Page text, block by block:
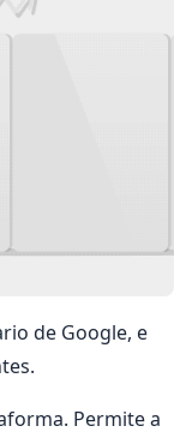
de Google, e
Permite a